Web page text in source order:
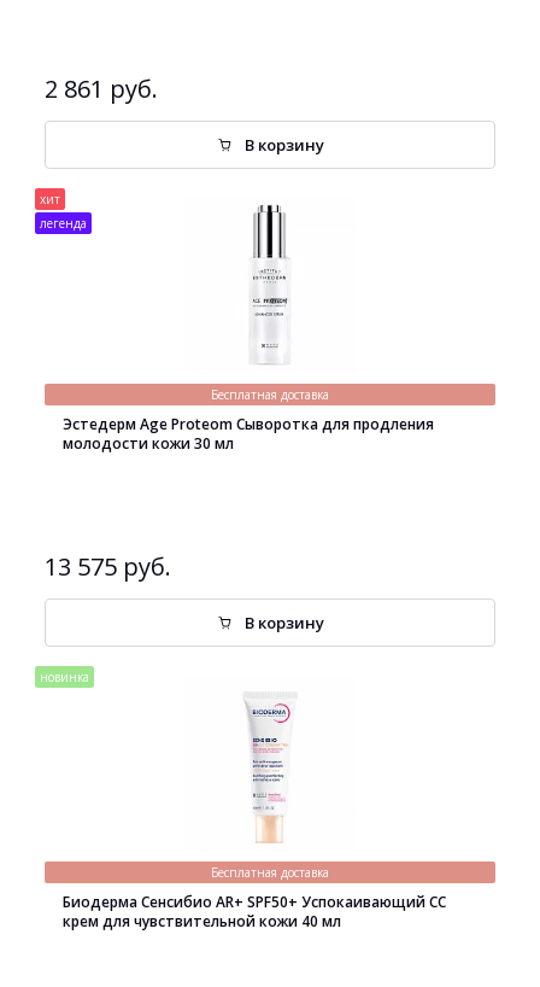
2 861 руб.
В корзину
хит
легенда
Бесплатная доставка
Эстедерм Age Proteom Сыворотка для продления
молодости кожи 30 мл
13 575 руб.
В корзину
новинка
Бесплатная доставка
Биодерма Сенсибио AR+ SPF50+ Успокаивающий СС
крем для чувствительной кожи 40 мл